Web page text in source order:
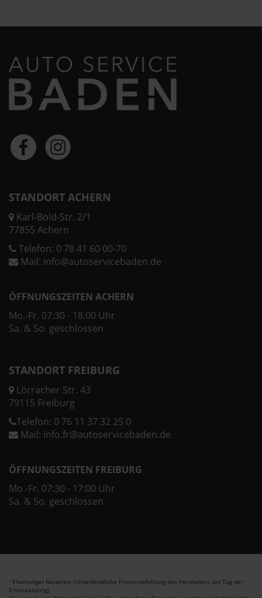
STANDORT ACHERN
Karl-Bold-Str. 2/1
77855 Achern
Telefon: 0 78 41 60 00-70
Mail: info@autoservicebaden.de
ÖFFNUNGSZEITEN ACHERN
Mo.-Fr. 07:30 - 18:00 Uhr
Sa. & So. geschlossen
STANDORT FREIBURG
Lörracher Str. 43
79115 Freiburg
Telefon: 0 76 11 37 32 25 0
Mail: info.fr@autoservicebaden.de
ÖFFNUNGSZEITEN FREIBURG
Mo.-Fr. 07:30 - 17:00 Uhr
Sa. & So. geschlossen
1 Ehemaliger Neupreis (Unverbindliche Preisempfehlung des Herstellers am Tag der
Erstzulassung).